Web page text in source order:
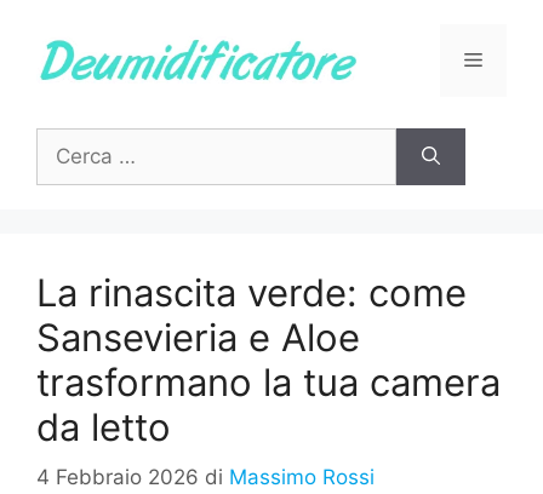
contenuto
Menu
per:
La rinascita verde: come
Sansevieria e Aloe
trasformano la tua camera
da letto
4 Febbraio 2026 di Massimo Rossi